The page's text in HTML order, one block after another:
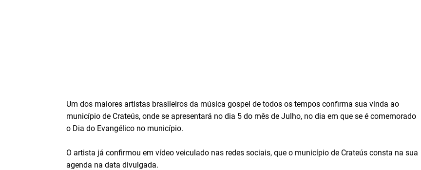
Um dos maiores artistas brasileiros da música gospel de todos os tempos confirma sua vinda ao
município de Crateús, onde se apresentará no dia 5 do mês de Julho, no dia em que se é comemorado
o Dia do Evangélico no município.
O artista já confirmou em vídeo veiculado nas redes sociais, que o município de Crateús consta na sua
agenda na data divulgada.